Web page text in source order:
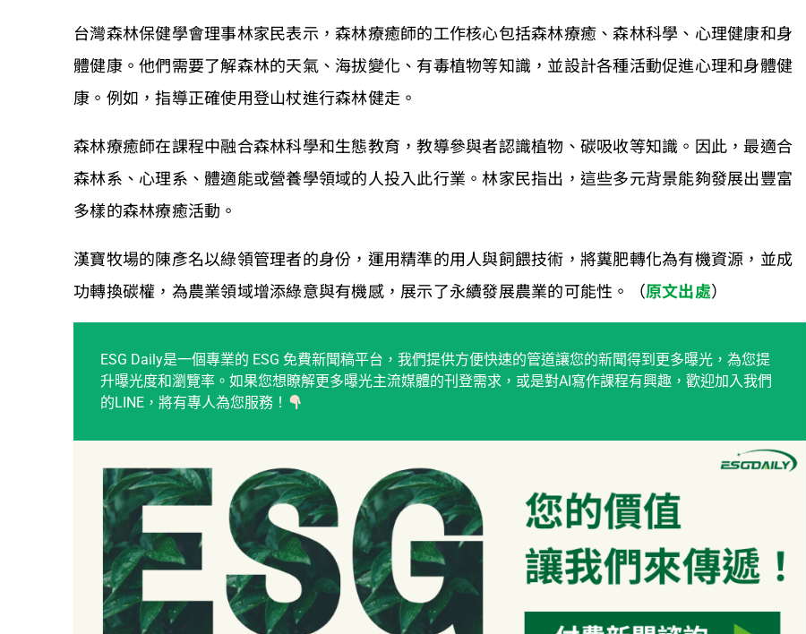
台灣森林保健學會理事林家民表示，森林療癒師的工作核心包括森林療癒、森林科學、心理健康和身
體健康。他們需要了解森林的天氣、海拔變化、有毒植物等知識，並設計各種活動促進心理和身體健
康。例如，指導正確使用登山杖進行森林健走。
森林療癒師在課程中融合森林科學和生態教育，教導參與者認識植物、碳吸收等知識。因此，最適合
森林系、心理系、體適能或營養學領域的人投入此行業。林家民指出，這些多元背景能夠發展出豐富
多樣的森林療癒活動。
漢寶牧場的陳彥名以綠領管理者的身份，運用精準的用人與飼餵技術，將糞肥轉化為有機資源，並成
功轉換碳權，為農業領域增添綠意與有機感，展示了永續發展農業的可能性。（原文出處）
ESG Daily是一個專業的 ESG 免費新聞稿平台，我們提供方便快速的管道讓您的新聞得到更多曝光，為您提
升曝光度和瀏覽率。如果您想瞭解更多曝光主流媒體的刊登需求，或是對AI寫作課程有興趣，歡迎加入我們
的LINE，將有專人為您服務！